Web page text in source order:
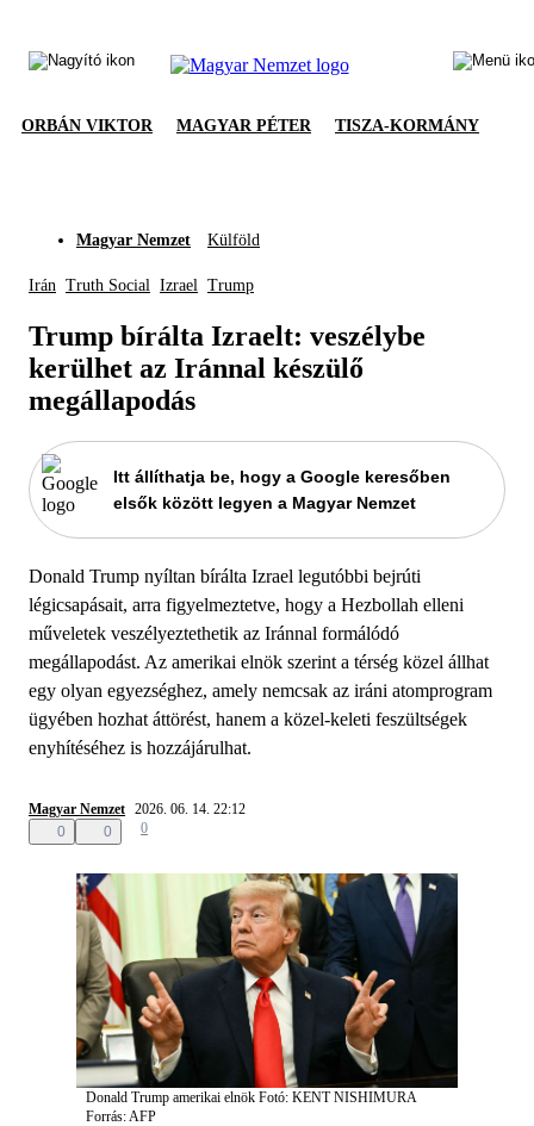
ORBÁN VIKTOR MAGYAR PÉTER TISZA-KORMÁNY
Magyar Nemzet Külföld
Irán Truth Social Izrael Trump
Trump bírálta Izraelt: veszélybe
kerülhet az Iránnal készülő
megállapodás
Itt állíthatja be, hogy a Google keresőben
elsők között legyen a Magyar Nemzet
Donald Trump nyíltan bírálta Izrael legutóbbi bejrúti
légicsapásait, arra figyelmeztetve, hogy a Hezbollah elleni
műveletek veszélyeztethetik az Iránnal formálódó
megállapodást. Az amerikai elnök szerint a térség közel állhat
egy olyan egyezséghez, amely nemcsak az iráni atomprogram
ügyében hozhat áttörést, hanem a közel-keleti feszültségek
enyhítéséhez is hozzájárulhat.
Magyar Nemzet 2026. 06. 14. 22:12
0
0 0
Donald Trump amerikai elnök Fotó: KENT NISHIMURA
Forrás: AFP